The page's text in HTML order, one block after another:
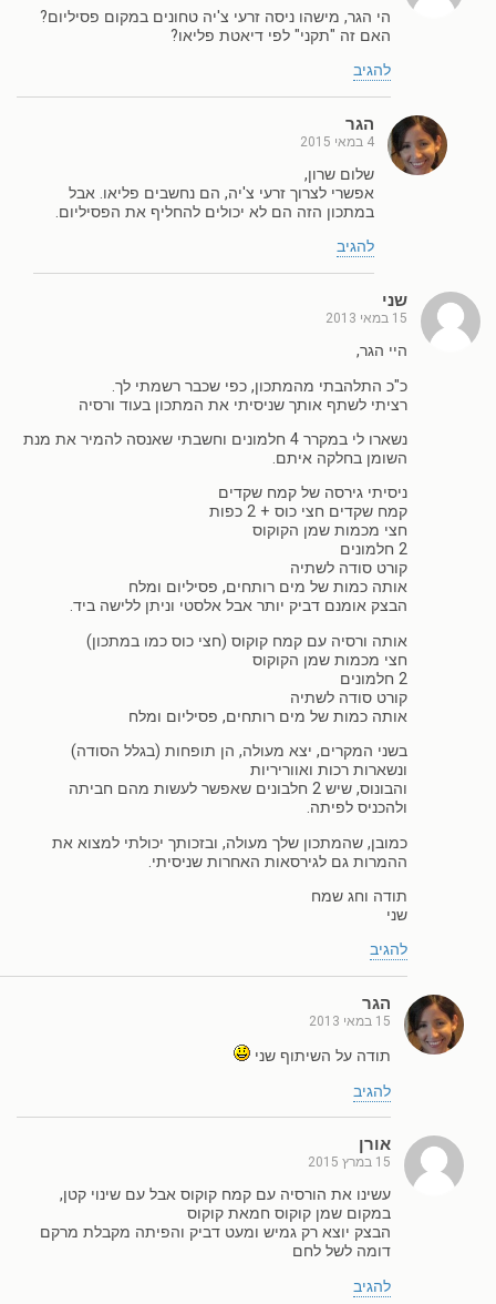
הי הגר, מישהו ניסה זרעי צ'יה טחונים במקום פסיליום?
האם זה "תקני" לפי דיאטת פליאו?
להגיב
הגר
4 במאי 2015
שלום שרון,
אפשרי לצרוך זרעי צ'יה, הם נחשבים פליאו. אבל
במתכון הזה הם לא יכולים להחליף את הפסיליום.
להגיב
שני
15 במאי 2013
היי הגר,
כ"כ התלהבתי מהמתכון, כפי שכבר רשמתי לך.
רציתי לשתף אותך שניסיתי את המתכון בעוד ורסיה
נשארו לי במקרר 4 חלמונים וחשבתי שאנסה להמיר את מנת
השומן בחלקה איתם.
ניסיתי גירסה של קמח שקדים
קמח שקדים חצי כוס + 2 כפות
חצי מכמות שמן הקוקוס
2 חלמונים
קורט סודה לשתיה
אותה כמות של מים רותחים, פסיליום ומלח
הבצק אומנם דביק יותר אבל אלסטי וניתן ללישה ביד.
אותה ורסיה עם קמח קוקוס (חצי כוס כמו במתכון)
חצי מכמות שמן הקוקוס
2 חלמונים
קורט סודה לשתיה
אותה כמות של מים רותחים, פסיליום ומלח
בשני המקרים, יצא מעולה, הן תופחות (בגלל הסודה)
ונשארות רכות ואווריריות
והבונוס, שיש 2 חלבונים שאפשר לעשות מהם חביתה
ולהכניס לפיתה.
כמובן, שהמתכון שלך מעולה, ובזכותך יכולתי למצוא את
ההמרות גם לגירסאות האחרות שניסיתי.
תודה וחג שמח
שני
להגיב
הגר
15 במאי 2013
תודה על השיתוף שני
להגיב
אורן
15 במרץ 2015
עשינו את הורסיה עם קמח קוקוס אבל עם שינוי קטן,
במקום שמן קוקוס חמאת קוקוס
הבצק יוצא רק גמיש ומעט דביק והפיתה מקבלת מרקם
דומה לשל לחם
להגיב